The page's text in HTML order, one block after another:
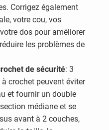
Corrigez également
votre cou, vos
dos pour améliorer
les problèmes de
de sécurité: 3
crochet peuvent éviter
et fournir un double
médiane et se
avant à 2 couches,